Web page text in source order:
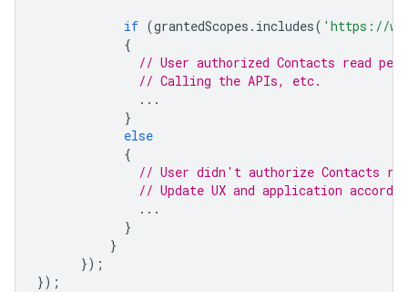
if (grantedScopes . includes( 'https://
{
// User authorized Contacts read
// Calling the APIs, etc.
...
}
else
{
// User didn't authorize Contacts
// Update UX and application
...
}
}
});
});